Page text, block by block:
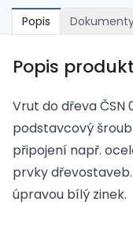
Popis
Popis
Vrut do dřeva ČSN
podstavcový
připojení např.
prvky
úpravou bílý zinek.